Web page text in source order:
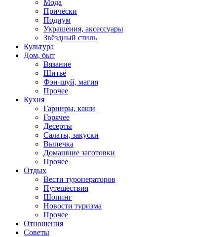
Мода
Причёски
Подиум
Украшения, аксессуары
Звёздный стиль
Культура
Дом, быт
Вязание
Шитьё
Фэн-шуй, магия
Прочее
Кухня
Гарниры, каши
Горячее
Десерты
Салаты, закуски
Выпечка
Домашние заготовки
Прочее
Отдых
Вести туроператоров
Путешествия
Шопинг
Новости туризма
Прочее
Отношения
Советы